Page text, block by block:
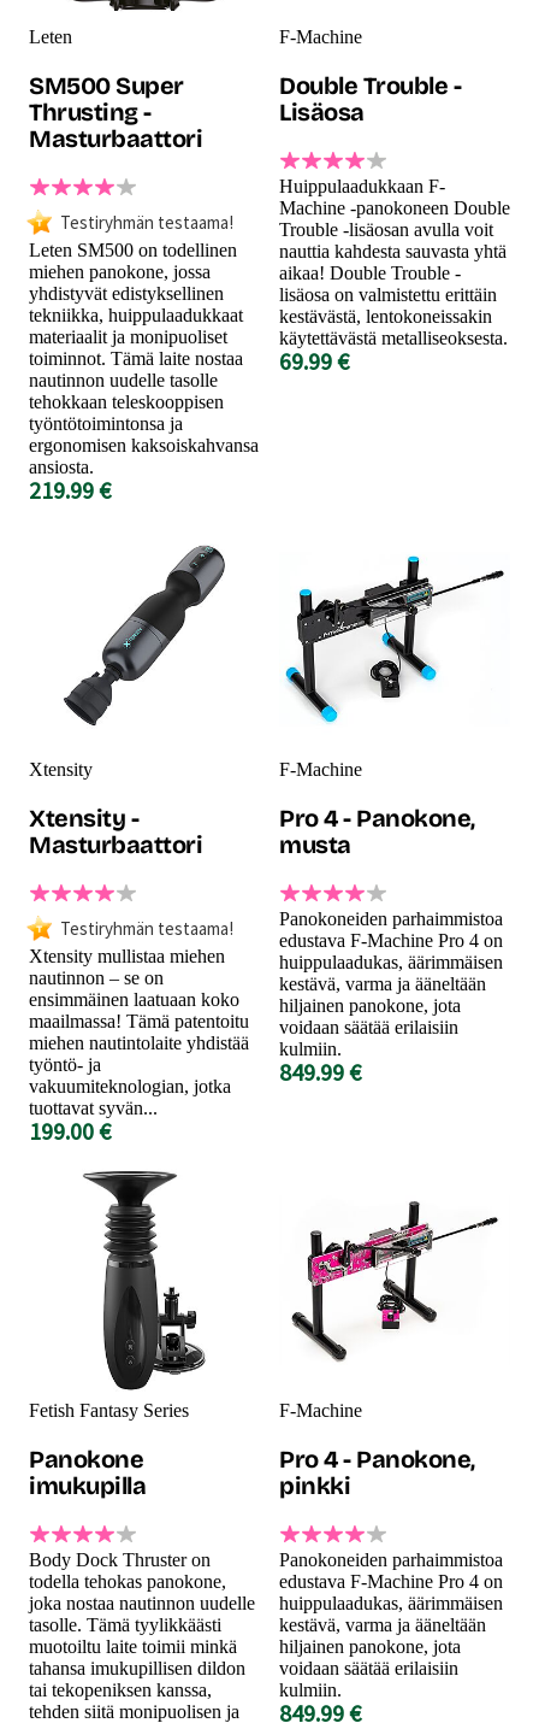
Leten
SM500 Super
Thrusting -
Masturbaattori
Testiryhmän testaama!
Leten SM500 on todellinen
miehen panokone, jossa
yhdistyvät edistyksellinen
tekniikka, huippulaadukkaat
materiaalit ja monipuoliset
toiminnot. Tämä laite nostaa
nautinnon uudelle tasolle
tehokkaan teleskooppisen
työntötoimintonsa ja
ergonomisen kaksoiskahvansa
ansiosta.
219.99 €
F-Machine
Double Trouble -
Lisäosa
Huippulaadukkaan F-
Machine -panokoneen Double
Trouble -lisäosan avulla voit
nauttia kahdesta sauvasta yhtä
aikaa! Double Trouble -
lisäosa on valmistettu erittäin
kestävästä, lentokoneissakin
käytettävästä metalliseoksesta.
69.99 €
Xtensity
Xtensity -
Masturbaattori
Testiryhmän testaama!
Xtensity mullistaa miehen
nautinnon – se on
ensimmäinen laatuaan koko
maailmassa! Tämä patentoitu
miehen nautintolaite yhdistää
työntö- ja
vakuumiteknologian, jotka
tuottavat syvän...
199.00 €
F-Machine
Pro 4 - Panokone,
musta
Panokoneiden parhaimmistoa
edustava F-Machine Pro 4 on
huippulaadukas, äärimmäisen
kestävä, varma ja ääneltään
hiljainen panokone, jota
voidaan säätää erilaisiin
kulmiin.
849.99 €
Fetish Fantasy Series
Panokone
imukupilla
Body Dock Thruster on
todella tehokas panokone,
joka nostaa nautinnon uudelle
tasolle. Tämä tyylikkäästi
muotoiltu laite toimii minkä
tahansa imukupillisen dildon
tai tekopeniksen kanssa,
tehden siitä monipuolisen ja
F-Machine
Pro 4 - Panokone,
pinkki
Panokoneiden parhaimmistoa
edustava F-Machine Pro 4 on
huippulaadukas, äärimmäisen
kestävä, varma ja ääneltään
hiljainen panokone, jota
voidaan säätää erilaisiin
kulmiin.
849.99 €